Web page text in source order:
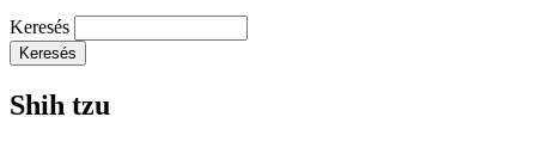
Keresés
Shih tzu